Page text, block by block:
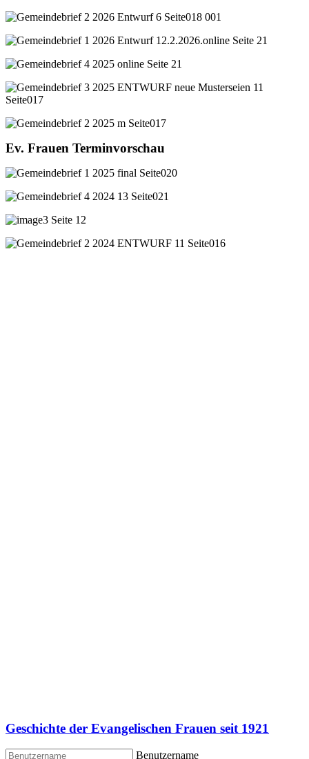
Ev. Frauen Terminvorschau
Geschichte der Evangelischen Frauen seit 1921
Benutzername